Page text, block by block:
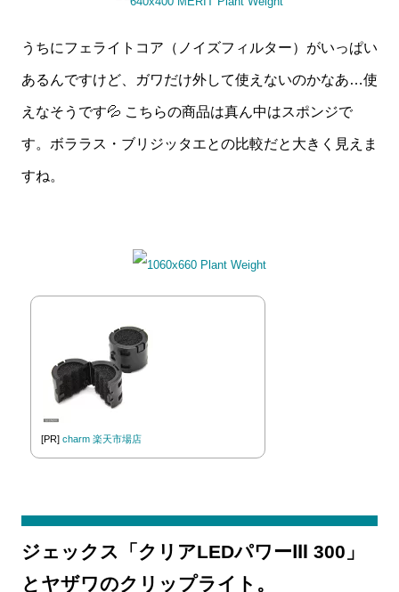
うちにフェライトコア（ノイズフィルター）がいっぱい
あるんですけど、ガワだけ外して使えないのかなあ…使
えなそうです💦 こちらの商品は真ん中はスポンジで
す。ボララス・ブリジッタエとの比較だと大きく見えま
すね。
[PR]charm 楽天市場店
ジェックス「クリアLEDパワーⅢ 300」
とヤザワのクリップライト。